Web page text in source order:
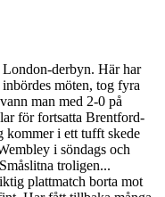
derbyn. Här har
möten, tog fyra
man med 2-0 på
för fortsatta Brentford-
kommer i ett tufft skede
i söndags och
troligen...
plattmatch borta mot